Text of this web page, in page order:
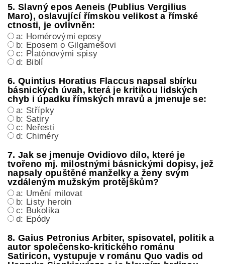
5. Slavný epos Aeneis (Publius Vergilius
Maro), oslavující římskou velikost a římské
ctnosti, je ovlivněn:
a: Homérovými eposy
b: Eposem o Gilgamešovi
c: Platónovými spisy
d: Biblí
6. Quintius Horatius Flaccus napsal sbírku
básnických úvah, která je kritikou lidských
chyb i úpadku římských mravů a jmenuje se:
a: Střípky
b: Satiry
c: Neřesti
d: Chiméry
7. Jak se jmenuje Ovidiovo dílo, které je
tvořeno mj. milostnými básnickými dopisy, jež
napsaly opuštěné manželky a ženy svým
vzdáleným mužským protějškům?
a: Umění milovat
b: Listy heroin
c: Bukolika
d: Epódy
8. Gaius Petronius Arbiter, spisovatel, politik a
autor společensko-kritického románu
Satiricon, vystupuje v románu Quo vadis od